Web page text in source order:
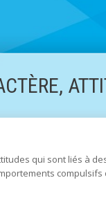
qui sont liés à
compulsifs